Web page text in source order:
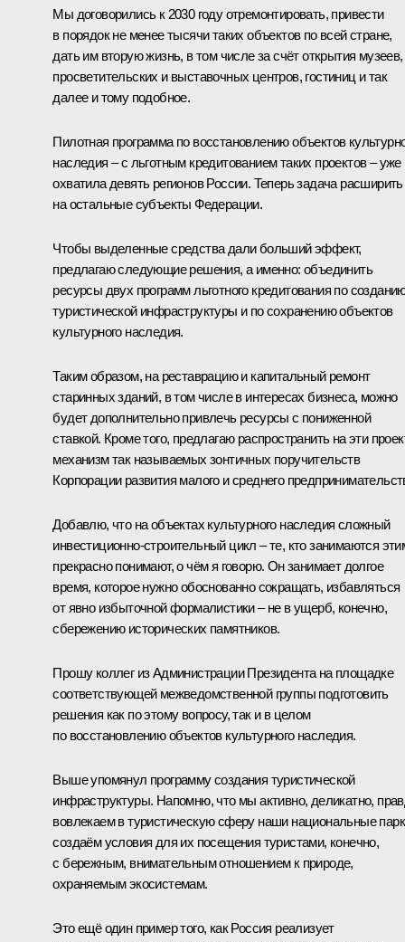
Мы договорились к 2030 году отремонтировать, привести
в порядок не менее тысячи таких объектов по всей стране,
дать им вторую жизнь, в том числе за счёт открытия музеев,
просветительских и выставочных центров, гостиниц и так
далее и тому подобное.
Пилотная программа по восстановлению объектов
наследия – с льготным кредитованием таких проектов – уже
охватила девять регионов России. Теперь задача
на остальные субъекты Федерации.
Чтобы выделенные средства дали больший эффект,
предлагаю следующие решения, а именно: объединить
ресурсы двух программ льготного кредитования по
туристической инфраструктуры и по сохранению объектов
культурного наследия.
Таким образом, на реставрацию и капитальный ремонт
старинных зданий, в том числе в интересах бизнеса, можно
будет дополнительно привлечь ресурсы с пониженной
ставкой. Кроме того, предлагаю распространить на эти
механизм так называемых зонтичных поручительств
Корпорации развития малого и среднего
Добавлю, что на объектах культурного наследия сложный
инвестиционно-строительный цикл – те, кто занимаются
прекрасно понимают, о чём я говорю. Он занимает долгое
время, которое нужно обоснованно сокращать, избавляться
от явно избыточной формалистики – не в ущерб, конечно,
сбережению исторических памятников.
Прошу коллег из Администрации Президента на площадке
соответствующей межведомственной группы подготовить
решения как по этому вопросу, так и в целом
по восстановлению объектов культурного наследия.
Выше упомянул программу создания туристической
инфраструктуры. Напомню, что мы активно, деликатно,
вовлекаем в туристическую сферу наши национальные
создаём условия для их посещения туристами, конечно,
с бережным, внимательным отношением к природе,
охраняемым экосистемам.
Это ещё один пример того, как Россия реализует